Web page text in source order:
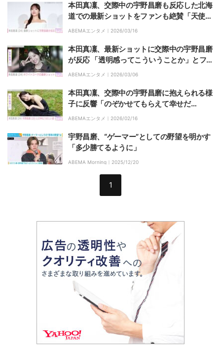
本田真凜、交際中の宇野昌磨も反応した北海
道での最新ショットをファンも絶賛「天使が
舞い降りた」「雪の妖精」
ABEMAエンタメ｜ 2026/03/16
本田真凜、最新ショットに交際中の宇野昌磨
が反応 「透明感ってこういうことか」とファ
ンも絶賛
ABEMAエンタメ｜ 2026/03/06
本田真凜、交際中の宇野昌磨に抱えられる様
子に反響「のぞかせてもらえて幸せだ
よ〜！！」
ABEMAエンタメ｜ 2026/02/16
宇野昌磨、“ゲーマー”としての野望を明かす
「多少勝てるように」
ABEMA Morning｜ 2025/12/20
1